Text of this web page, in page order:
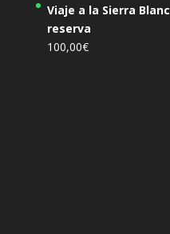
Viaje a la Sierra
reserva
100,00€